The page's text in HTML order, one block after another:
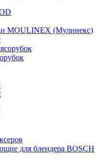
MOULINEX (Мулинекс)
для блендера BOSCH